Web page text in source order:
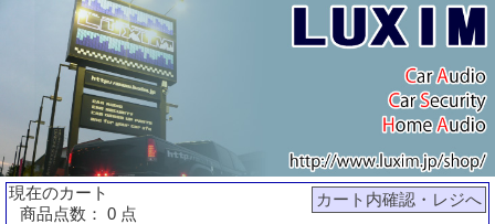
カート内確認・レジへ
現在のカート
商品点数： 0 点